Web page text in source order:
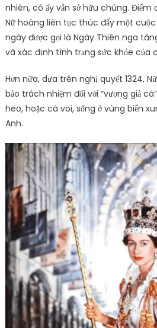
nhiên, cô ấy vẫn sở hữu chúng. Điểm
Nữ hoàng liên tục thúc đẩy một
ngày được gọi là Ngày Thiên nga
và xác định tình trạng sức khỏe của
Hơn nữa, dựa trên nghị quyết 1324,
bảo trách nhiệm đối với “vương giả
heo, hoặc cá voi, sống ở vùng biển
Anh.